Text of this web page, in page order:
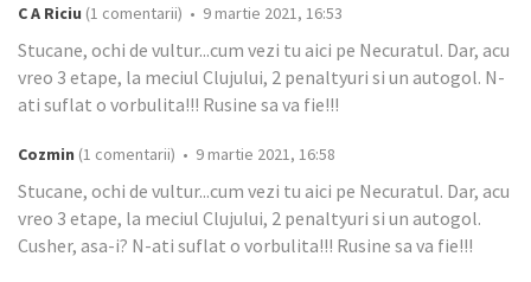
C A Riciu (1 comentarii) • 9 martie 2021, 16:53
Stucane, ochi de vultur...cum vezi tu aici pe Necuratul. Dar, acu
vreo 3 etape, la meciul Clujului, 2 penaltyuri si un autogol. N-
ati suflat o vorbulita!!! Rusine sa va fie!!!
Cozmin (1 comentarii) • 9 martie 2021, 16:58
Stucane, ochi de vultur...cum vezi tu aici pe Necuratul. Dar, acu
vreo 3 etape, la meciul Clujului, 2 penaltyuri si un autogol.
Cusher, asa-i? N-ati suflat o vorbulita!!! Rusine sa va fie!!!